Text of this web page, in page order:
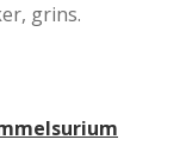
grins.